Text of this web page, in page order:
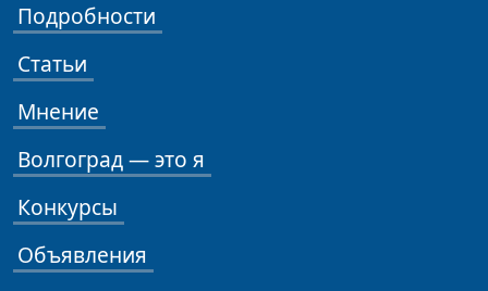
Подробности
Статьи
Мнение
Волгоград — это я
Конкурсы
Объявления